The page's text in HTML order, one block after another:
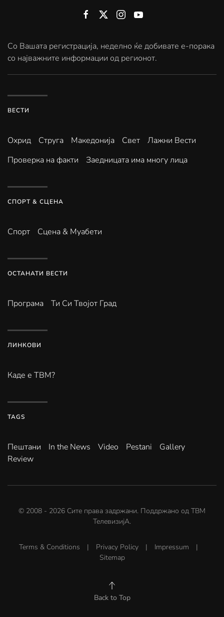
Со Вашата регистрација, неделно ќе добивате е-порака
со најважните информации од регионот.
ВЕСТИ
Охрид Струга Македонија Свет
Лажни Вести
Проверка на факти
Заедницата има многу лица
СПОРТ & СЦЕНА
Спорт Сцена & Муабети
ОСТАНАТИ ВЕСТИ
Програма Ти Си Твојот Град
ЛИНКОВИ
Каде е ТВМ?
TAGS
Пештани In the News Video Pestani
Gallery
Review
© 2008 - 2026 Сите права задржани. Поддржано од ТВМ
ТелевизијА.
Terms & Conditions | Privacy Policy | Impressum |
Sitemap
Back to Top